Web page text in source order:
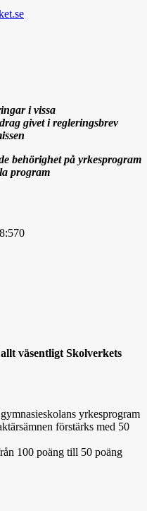
i vissa
givet i regleringsbrev
behörighet på yrkesprogram
program
väsentligt Skolverkets
yrkesprogram
förstärks med 50
100 poäng till 50 poäng